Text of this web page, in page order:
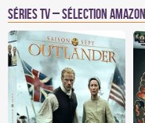
Séries TV – Sélection Amazon